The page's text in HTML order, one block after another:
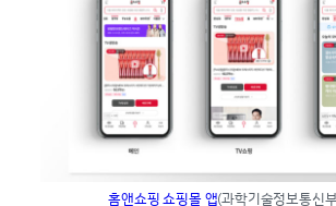
홈앤쇼핑 쇼핑몰 앱(과학기술정보통신